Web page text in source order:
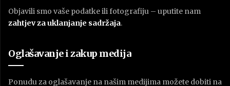
Objavili smo vaše podatke ili fotografiju – uputite nam
zahtjev za uklanjanje sadržaja.
Oglašavanje i zakup medija
Ponudu za oglašavanje na našim medijima možete dobiti na